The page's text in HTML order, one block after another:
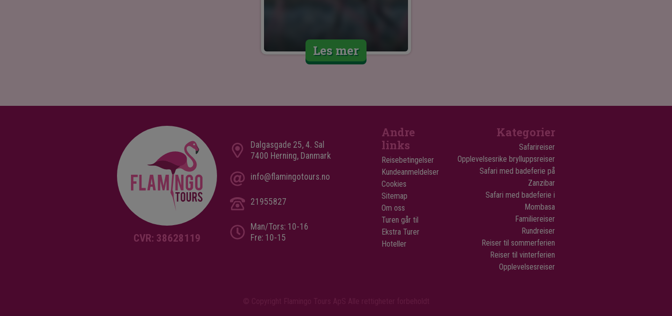
Les mer
CVR: 38628119
Dalgasgade 25, 4. Sal
7400 Herning, Danmark
info@flamingotours.no
21955827
Man/Tors: 10-16
Fre: 10-15
Andre
links
Reisebetingelser
Kundeanmeldelser
Cookies
Sitemap
Om oss
Turen går til
Ekstra Turer
Hoteller
Kategorier
Safarireiser
Opplevelsesrike brylluppsreiser
Safari med badeferie på
Zanzibar
Safari med badeferie i
Mombasa
Familiereiser
Rundreiser
Reiser til sommerferien
Reiser til vinterferien
Opplevelsesreiser